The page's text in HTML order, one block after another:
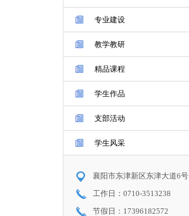
专业建设
教学教研
精品课程
学生作品
支部活动
学生风采
襄阳市东津新区东津大道6号
工作日：0710-3513238
节假日：17396182572